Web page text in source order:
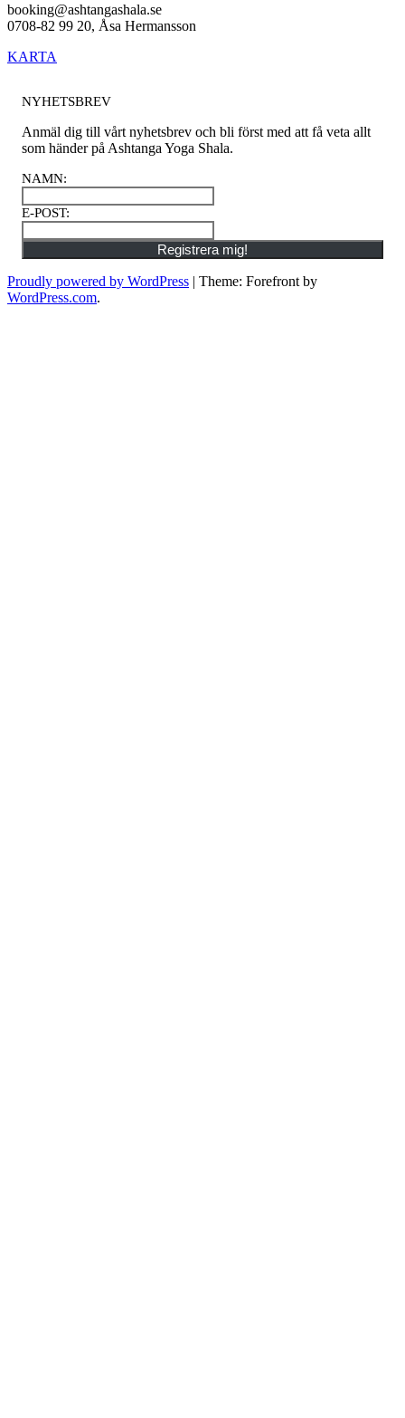
booking@ashtangashala.se
0708-82 99 20, Åsa Hermansson
KARTA
NYHETSBREV
Anmäl dig till vårt nyhetsbrev och bli först med att få veta allt
som händer på Ashtanga Yoga Shala.
NAMN:
E-POST:
Registrera mig!
Proudly powered by WordPress | Theme: Forefront by
WordPress.com.